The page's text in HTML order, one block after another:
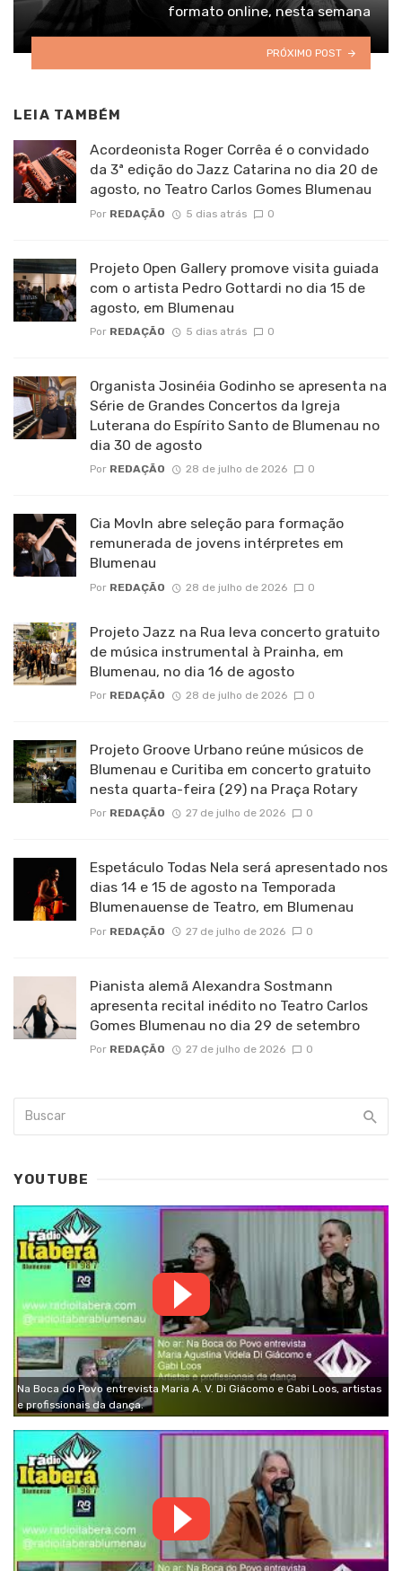
formato online, nesta semana
PRÓXIMO POST
LEIA TAMBÉM
Acordeonista Roger Corrêa é o convidado
da 3ª edição do Jazz Catarina no dia 20 de
agosto, no Teatro Carlos Gomes Blumenau
Por REDAÇÃO 5 dias atrás 0
Projeto Open Gallery promove visita guiada
com o artista Pedro Gottardi no dia 15 de
agosto, em Blumenau
Por REDAÇÃO 5 dias atrás 0
Organista Josinéia Godinho se apresenta na
Série de Grandes Concertos da Igreja
Luterana do Espírito Santo de Blumenau no
dia 30 de agosto
Por REDAÇÃO 28 de julho de 2026 0
Cia MovIn abre seleção para formação
remunerada de jovens intérpretes em
Blumenau
Por REDAÇÃO 28 de julho de 2026 0
Projeto Jazz na Rua leva concerto gratuito
de música instrumental à Prainha, em
Blumenau, no dia 16 de agosto
Por REDAÇÃO 28 de julho de 2026 0
Projeto Groove Urbano reúne músicos de
Blumenau e Curitiba em concerto gratuito
nesta quarta-feira (29) na Praça Rotary
Por REDAÇÃO 27 de julho de 2026 0
Espetáculo Todas Nela será apresentado nos
dias 14 e 15 de agosto na Temporada
Blumenauense de Teatro, em Blumenau
Por REDAÇÃO 27 de julho de 2026 0
Pianista alemã Alexandra Sostmann
apresenta recital inédito no Teatro Carlos
Gomes Blumenau no dia 29 de setembro
Por REDAÇÃO 27 de julho de 2026 0
YOUTUBE
Na Boca do Povo entrevista Maria A. V. Di Giácomo e Gabi Loos, artistas
e profissionais da dança.